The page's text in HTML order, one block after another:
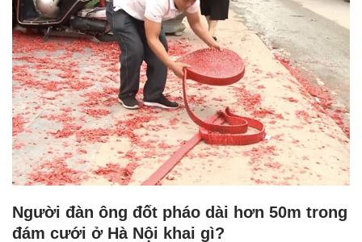
Người đàn ông đốt pháo dài hơn 50m trong
đám cưới ở Hà Nội khai gì?